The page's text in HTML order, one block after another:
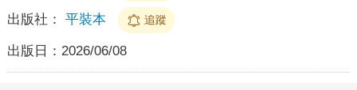
出版社： 平裝本 追蹤
出版日： 2026/06/08